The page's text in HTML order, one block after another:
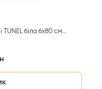
біла 6х80 см...